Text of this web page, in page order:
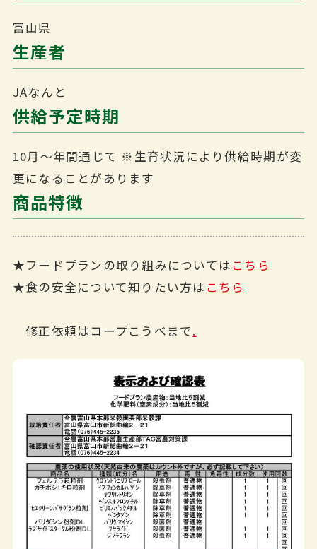
富山県
生産者
JAなんと
供給予定時期
10月～年間通じて ※生育状況により供給時期が変
更になることがあります
商品特徴
★フードプランの取り組みについては こちら
★食の安全について知りたい方は こちら
修正依頼はコープこうべまで.